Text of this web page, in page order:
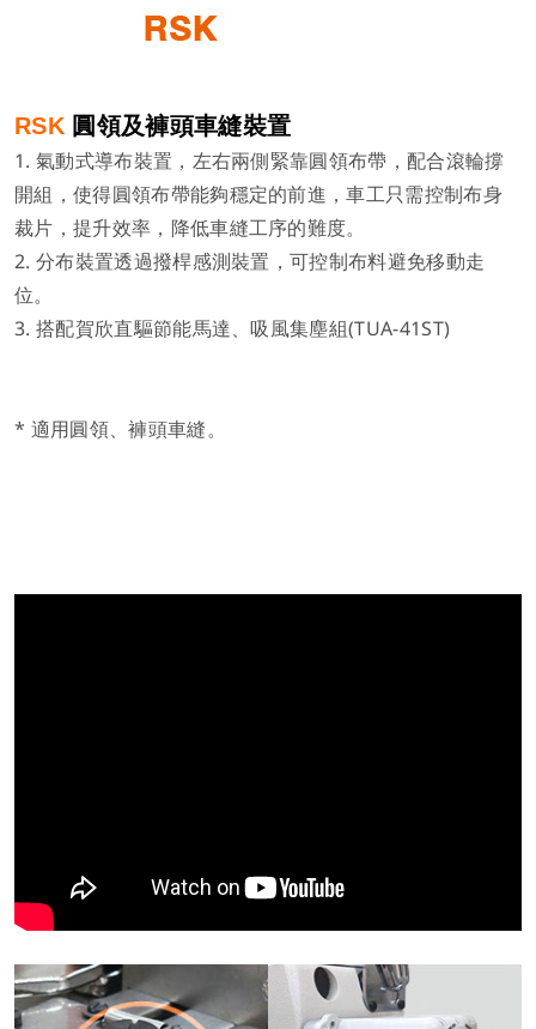
RSK 圓領及褲頭車縫裝置
1. 氣動式導布裝置，左右兩側緊靠圓領布帶，配合滾輪撐
開組，使得圓領布帶能夠穩定的前進，車工只需控制布身
裁片，提升效率，降低車縫工序的難度。
2. 分布裝置透過撥桿感測裝置，可控制布料避免移動走
位。
3. 搭配賀欣直驅節能馬達、吸風集塵組(TUA-41ST)
* 適用圓領、褲頭車縫。